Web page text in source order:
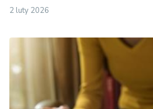
2 luty 2026